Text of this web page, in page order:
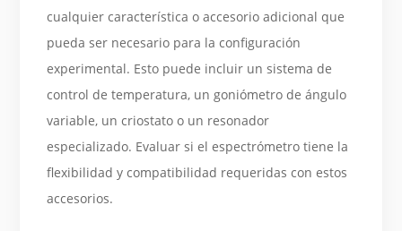
cualquier característica o accesorio adicional que
pueda ser necesario para la configuración
experimental. Esto puede incluir un sistema de
control de temperatura, un goniómetro de ángulo
variable, un criostato o un resonador
especializado. Evaluar si el espectrómetro tiene la
flexibilidad y compatibilidad requeridas con estos
accesorios.